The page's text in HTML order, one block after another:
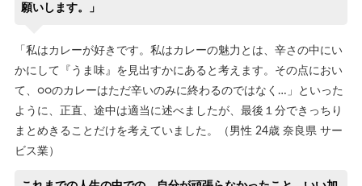
願いします。」
「私はカレーが好きです。私はカレーの魅力とは、辛さの中にい
かにして『うま味』を見出すかにあると考えます。その点におい
て、○○のカレーはただ辛いのみに終わるのではなく…」といった
ように、正直、途中は適当に述べましたが、最後１分できっちり
まとめきることだけを考えていました。（男性 24歳 奈良県 サー
ビス業）